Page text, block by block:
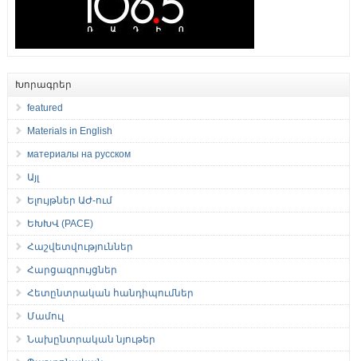
Խորագրեր
featured
Materials in English
материалы на русском
Այլ
Ելույթներ ԱԺ-ում
ԵԽԽՎ (PACE)
Հաշվետվություններ
Հարցազրույցներ
Հետընտրական հանդիպումներ
Մամուլ
Նախընտրական նյութեր